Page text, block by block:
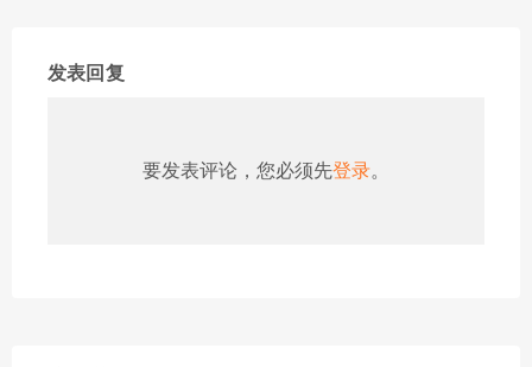
发表回复
要发表评论，您必须先登录。